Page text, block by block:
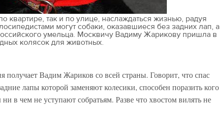
квартире, так и по улице, наслаждаться жизнью, радуя
могут собаки, оказавшиеся без задних лап, а
умельца. Москвичу Вадиму Жарикову пришла в
колясок для животных.
получает Вадим Жариков со всей страны. Говорит, что спас
лапы которой заменяют колесики, способен поразить кого
в чем не уступают собратьям. Разве что хвостом вилять не